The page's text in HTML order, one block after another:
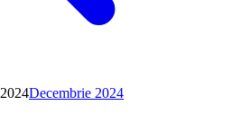
2024Decembrie 2024